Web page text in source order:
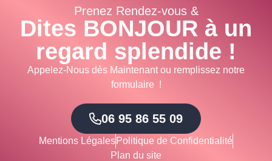
Prenez Rendez-vous &
Dites BONJOUR à un
regard splendide !
Appelez-Nous dès Maintenant ou remplissez notre
formulaire !
06 95 86 55 09
Mentions LégalesPolitique de Confidentialité
Plan du site